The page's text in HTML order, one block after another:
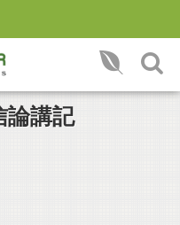
論講記